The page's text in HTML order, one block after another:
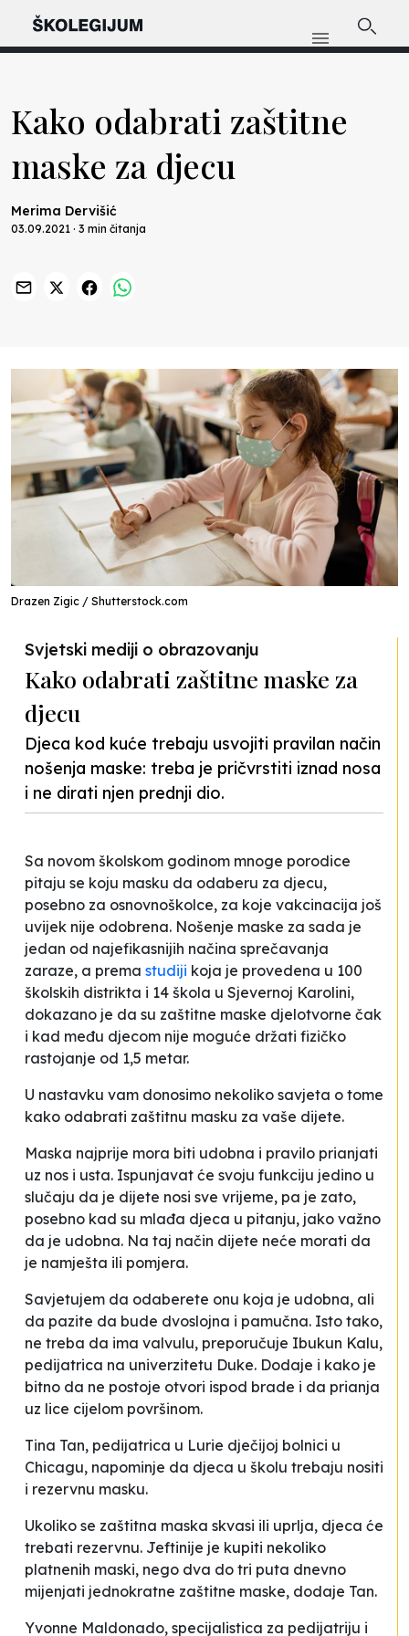
Kako odabrati zaštitne
maske za djecu
Merima Dervišić
03.09.2021 · 3 min čitanja
Drazen Zigic / Shutterstock.com
Svjetski mediji o obrazovanju
Kako odabrati zaštitne maske za
djecu
Djeca kod kuće trebaju usvojiti pravilan način
nošenja maske: treba je pričvrstiti iznad nosa
i ne dirati njen prednji dio.
Sa novom školskom godinom mnoge porodice
pitaju se koju masku da odaberu za djecu,
posebno za osnovnoškolce, za koje vakcinacija još
uvijek nije odobrena. Nošenje maske za sada je
jedan od najefikasnijih načina sprečavanja
zaraze, a prema studiji koja je provedena u 100
školskih distrikta i 14 škola u Sjevernoj Karolini,
dokazano je da su zaštitne maske djelotvorne čak
i kad među djecom nije moguće držati fizičko
rastojanje od 1,5 metar.
U nastavku vam donosimo nekoliko savjeta o tome
kako odabrati zaštitnu masku za vaše dijete.
Maska najprije mora biti udobna i pravilo prianjati
uz nos i usta. Ispunjavat će svoju funkciju jedino u
slučaju da je dijete nosi sve vrijeme, pa je zato,
posebno kad su mlađa djeca u pitanju, jako važno
da je udobna. Na taj način dijete neće morati da
je namješta ili pomjera.
Savjetujem da odaberete onu koja je udobna, ali
da pazite da bude dvoslojna i pamučna. Isto tako,
ne treba da ima valvulu, preporučuje Ibukun Kalu,
pedijatrica na univerzitetu Duke. Dodaje i kako je
bitno da ne postoje otvori ispod brade i da prianja
uz lice cijelom površinom.
Tina Tan, pedijatrica u Lurie dječijoj bolnici u
Chicagu, napominje da djeca u školu trebaju nositi
i rezervnu masku.
Ukoliko se zaštitna maska skvasi ili uprlja, djeca će
trebati rezervnu. Jeftinije je kupiti nekoliko
platnenih maski, nego dva do tri puta dnevno
mijenjati jednokratne zaštitne maske, dodaje Tan.
Yvonne Maldonado, specijalistica za pedijatriju i